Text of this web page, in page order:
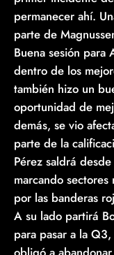
permanecer ahí.
parte de
Buena sesión para
dentro de los
también hizo un
oportunidad de
demás, se vio
parte de la
Pérez saldrá
marcando
por las banderas
A su lado partirá
para pasar a la